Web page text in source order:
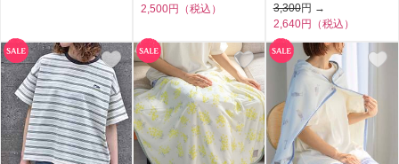
2,500円（税込）
3,300円 →
2,640円（税込）